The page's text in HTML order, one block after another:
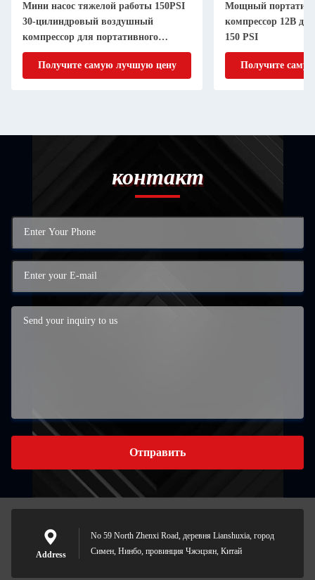
Мини насос тяжелой работы 150PSI
30-цилиндровый воздушный
компрессор для портативного
надувания
Получите самую лучшую цену
Мощный
компрессор 12В
150 PSI
Получите
контакт
Отправить
Address
No 59 North Zhenxi Road, деревня Lianshuxia, город
Симен, Нинбо, провинция Чжэцзян, Китай